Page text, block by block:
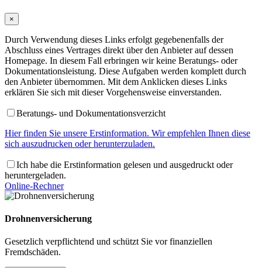
×
Durch Verwendung dieses Links erfolgt gegebenenfalls der
Abschluss eines Vertrages direkt über den Anbieter auf dessen
Homepage. In diesem Fall erbringen wir keine Beratungs- oder
Dokumentationsleistung. Diese Aufgaben werden komplett durch
den Anbieter übernommen. Mit dem Anklicken dieses Links
erklären Sie sich mit dieser Vorgehensweise einverstanden.
Beratungs- und Dokumentationsverzicht
Hier finden Sie unsere Erstinformation. Wir empfehlen Ihnen diese
sich auszudrucken oder herunterzuladen.
Ich habe die Erstinformation gelesen und ausgedruckt oder
heruntergeladen.
Online-Rechner
Drohnenversicherung
Gesetzlich verpflichtend und schützt Sie vor finanziellen
Fremdschäden.